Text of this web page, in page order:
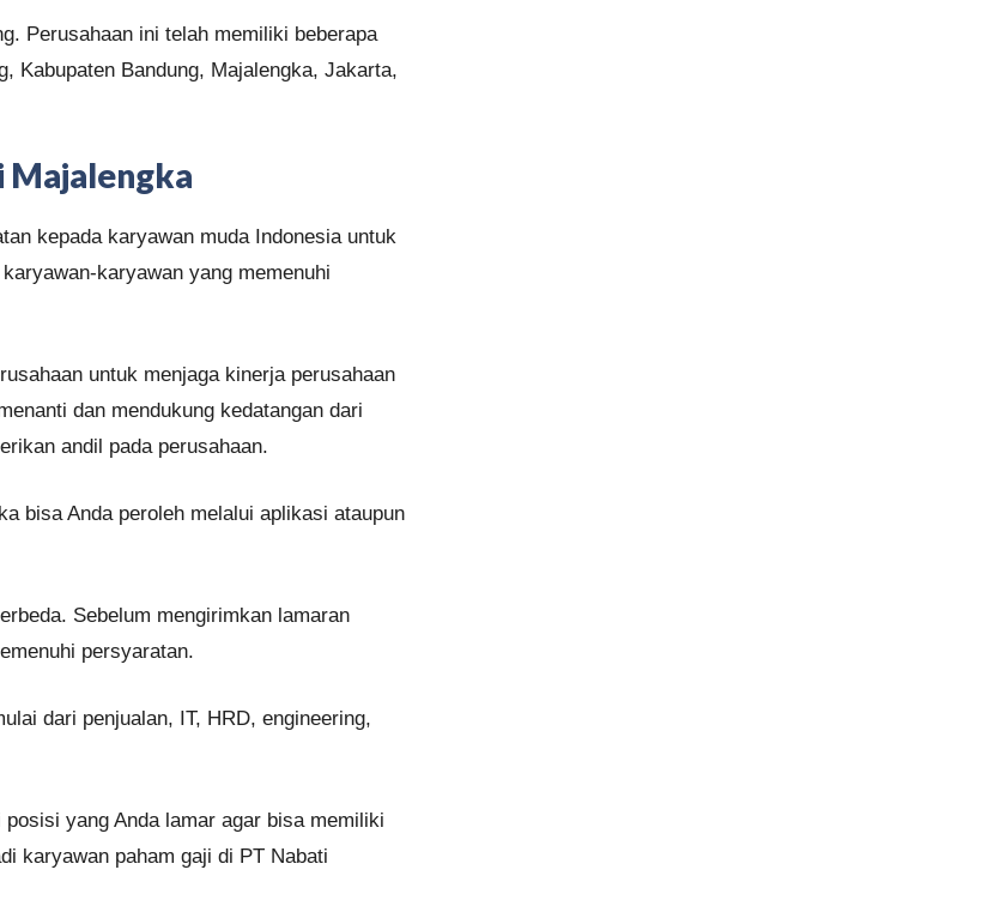
Perusahaan ini telah memiliki beberapa
Kabupaten Bandung, Majalengka, Jakarta,
Majalengka
kepada karyawan muda Indonesia untuk
karyawan yang memenuhi
untuk menjaga kinerja perusahaan
dan mendukung kedatangan dari
andil pada perusahaan.
bisa Anda peroleh melalui aplikasi ataupun
Sebelum mengirimkan lamaran
persyaratan.
dari penjualan, IT, HRD, engineering,
yang Anda lamar agar bisa memiliki
karyawan paham gaji di PT Nabati